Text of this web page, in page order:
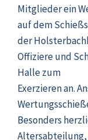
Mitglieder ein
auf dem
der
Offiziere und
Halle zum
Exerzieren an.
Besonders